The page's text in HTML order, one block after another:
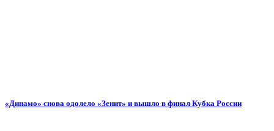
«Динамо» снова одолело «Зенит» и вышло в финал Кубка России